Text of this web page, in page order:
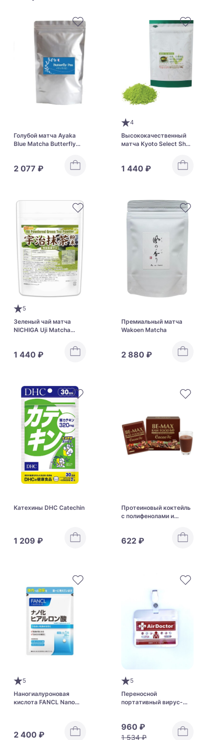
Голубой матча Ayaka
Blue Matcha Butterfly
2 077 ₽
4
Высококачественный
матча Kyoto Select Shop
1 440 ₽
5
Зеленый чай матча
NICHIGA Uji Matcha
1 440 ₽
Премиальный матча
Wakoen Matcha
2 880 ₽
Катехины DHC Catechin
1 209 ₽
Протеиновый коктейль
с полифенолами и
RAW FOOD 60 Cacao
622 ₽
5
Наногиалуроновая
кислота FANCL Nano
2 400 ₽
5
Переносной
портативный вирус-
960 ₽
1 534 ₽